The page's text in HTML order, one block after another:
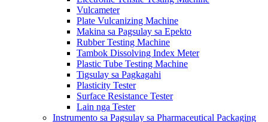
Vulcameter
Plate Vulcanizing Machine
Makina sa Pagsulay sa Epekto
Rubber Testing Machine
Tambok Dissolving Index Meter
Plastic Tube Testing Machine
Tigsulay sa Pagkagahi
Plasticity Tester
Surface Resistance Tester
Lain nga Tester
Instrumento sa Pagsulay sa Pharmaceutical Packaging